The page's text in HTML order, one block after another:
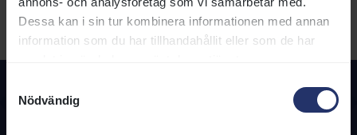
Dessa kan i sin tur kombinera informationen med annan
information som du har tillhandahållit eller som de har
Nödvändig
RITZY
2021-04-24 5 S 69